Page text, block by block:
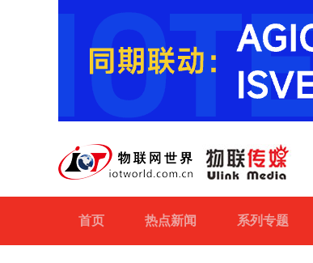
首页 热点新闻 系列专题